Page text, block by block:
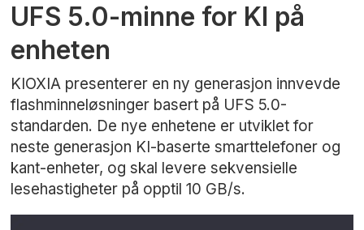
UFS 5.0-minne for KI på
enheten
KIOXIA presenterer en ny generasjon innvevde
flashminneløsninger basert på UFS 5.0-
standarden. De nye enhetene er utviklet for
neste generasjon KI-baserte smarttelefoner og
kant-enheter, og skal levere sekvensielle
lesehastigheter på opptil 10 GB/s.